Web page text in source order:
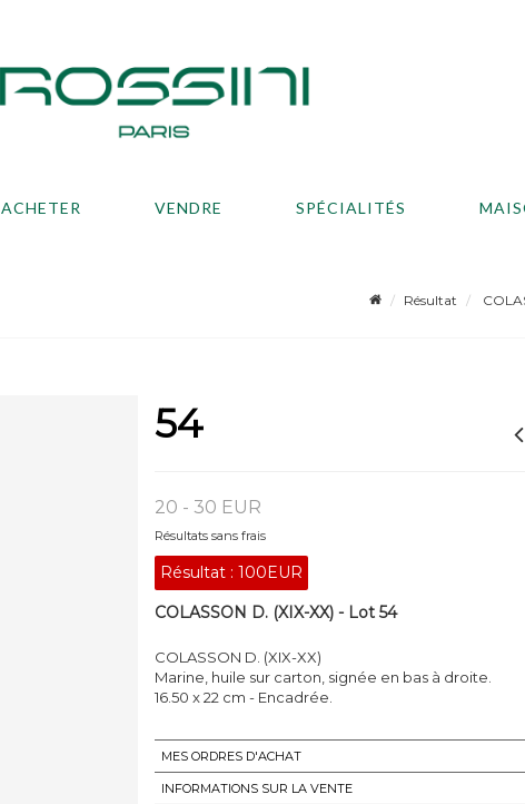
ACHETER VENDRE SPÉCIALITÉS
Résultat
54
20 - 30 EUR
Résultats sans frais
Résultat : 100EUR
COLASSON D. (XIX-XX) - Lot 54
COLASSON D. (XIX-XX)
Marine, huile sur carton, signée en bas à droite.
16.50 x 22 cm - Encadrée.
MES ORDRES D'ACHAT
INFORMATIONS SUR LA VENTE